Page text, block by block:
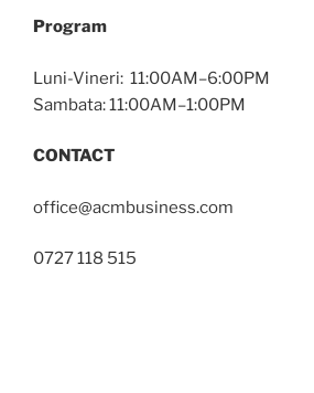
Program
Luni-Vineri: 11:00AM–6:00PM
Sambata: 11:00AM–1:00PM
CONTACT
office@acmbusiness.com
0727 118 515